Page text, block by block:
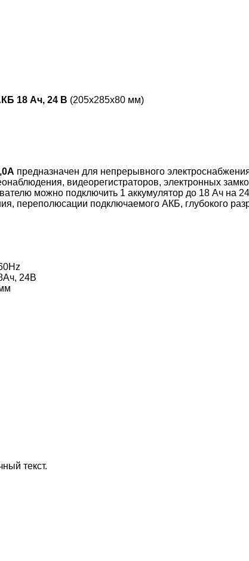
18 Ач, 24 В (205х285х80 мм)
предназначен для непрерывного
видеорегистраторов, электронных
можно подключить 1 аккумулятор до 18 Ач на
переполюсации подключаемого АКБ, глубокого
24В
текст.